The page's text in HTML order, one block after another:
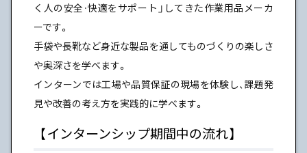
く人の安全・快適をサポート」してきた作業用品メーカ
ーです。
手袋や長靴など身近な製品を通してものづくりの楽しさ
や奥深さを学べます。
インターンでは工場や品質保証の現場を体験し、課題発
見や改善の考え方を実践的に学べます。
【インターンシップ期間中の流れ】